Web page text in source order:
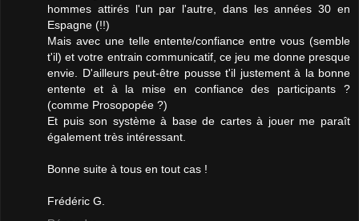
hommes attirés l'un par l'autre, dans les années 30 en
Espagne (!!)
Mais avec une telle entente/confiance entre vous (semble
t'il) et votre entrain communicatif, ce jeu me donne presque
envie. D'ailleurs peut-être pousse t'il justement à la bonne
entente et à la mise en confiance des participants ?
(comme Prosopopée ?)
Et puis son système à base de cartes à jouer me paraît
également très intéressant.
Bonne suite à tous en tout cas !
Frédéric G.